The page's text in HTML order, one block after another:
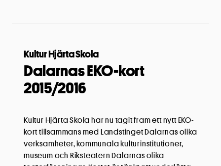
Kultur Hjärta Skola
Dalarnas EKO-kort
2015/2016
Kultur Hjärta Skola har nu tagit fram ett nytt EKO-
kort tillsammans med Landstinget Dalarnas olika
verksamheter, kommunala kulturinstitutioner,
museum och Riksteatern Dalarnas olika